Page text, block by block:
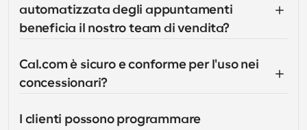
automatizzata degli appuntamenti
beneficia il nostro team di vendita?
Cal.com è sicuro e conforme per l'uso nei
concessionari?
I clienti possono programmare